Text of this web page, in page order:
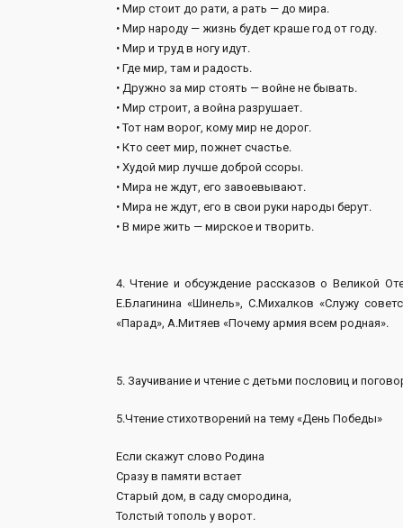
• Мир стоит до рати, а рать — до мира.
• Мир народу — жизнь будет краше год от году.
• Мир и труд в ногу идут.
• Где мир, там и радость.
• Дружно за мир стоять — войне не бывать.
• Мир строит, а война разрушает.
• Тот нам ворог, кому мир не дорог.
• Кто сеет мир, пожнет счастье.
• Худой мир лучше доброй ссоры.
• Мира не ждут, его завоевывают.
• Мира не ждут, его в свои руки народы берут.
• В мире жить — мирское и творить.
4. Чтение и обсуждение рассказов о Великой
Е.Благинина «Шинель», С.Михалков «Служу
«Парад», А.Митяев «Почему армия всем родная».
5. Заучивание и чтение с детьми пословиц и
5.Чтение стихотворений на тему «День Победы»
Если скажут слово Родина
Сразу в памяти встает
Старый дом, в саду смородина,
Толстый тополь у ворот.